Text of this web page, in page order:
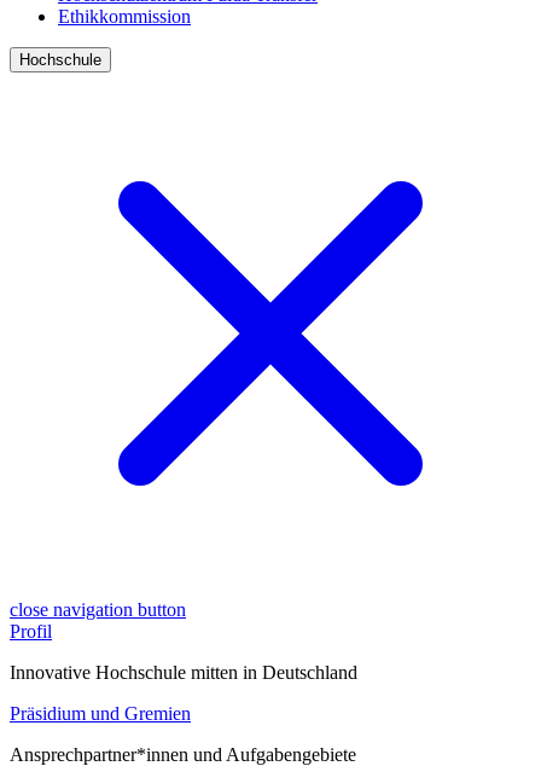
Ethikkommission
Hochschule
close navigation button
Profil
Innovative Hochschule mitten in Deutschland
Präsidium und Gremien
Ansprechpartner*innen und Aufgabengebiete